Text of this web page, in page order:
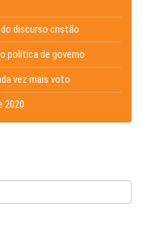
discurso cristão
política de governo
vez mais voto
2020